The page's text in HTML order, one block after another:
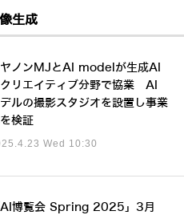
生成
ノンMJとAI modelが生成AI
リエイティブ分野で協業 AI
ルの撮影スタジオを設置し事業
検証
Wed 10:30
AI博覧会 Spring 2025」3月